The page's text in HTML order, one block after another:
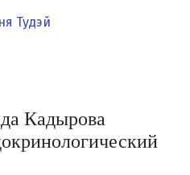
Кадырова